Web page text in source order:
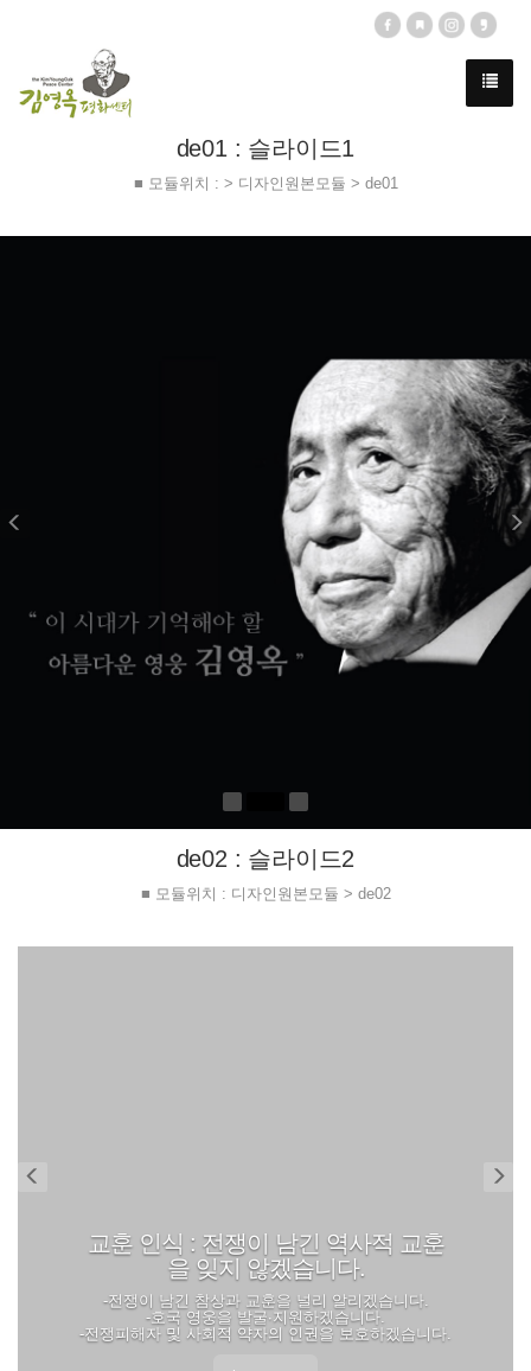
de01 : 슬라이드1
■ 모듈위치 : > 디자인원본모듈 > de01
de02 : 슬라이드2
■ 모듈위치 : 디자인원본모듈 > de02